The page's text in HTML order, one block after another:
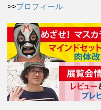
>>プロフィール